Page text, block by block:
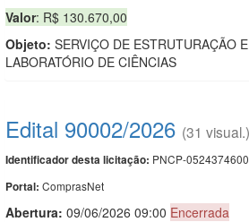
Valor: R$ 130.670,00
Objeto: SERVIÇO DE ESTRUTURAÇÃO
LABORATÓRIO DE CIÊNCIAS
Edital 90002/2026 (31 visual.)
Identificador desta licitação: PNCP-
Portal: ComprasNet
Abertura: 09/06/2026 09:00 Encerrada